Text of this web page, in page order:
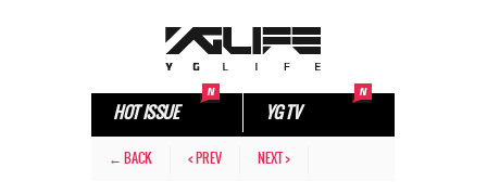
HOT ISSUE YG TV
← BACK < PREV NEXT >